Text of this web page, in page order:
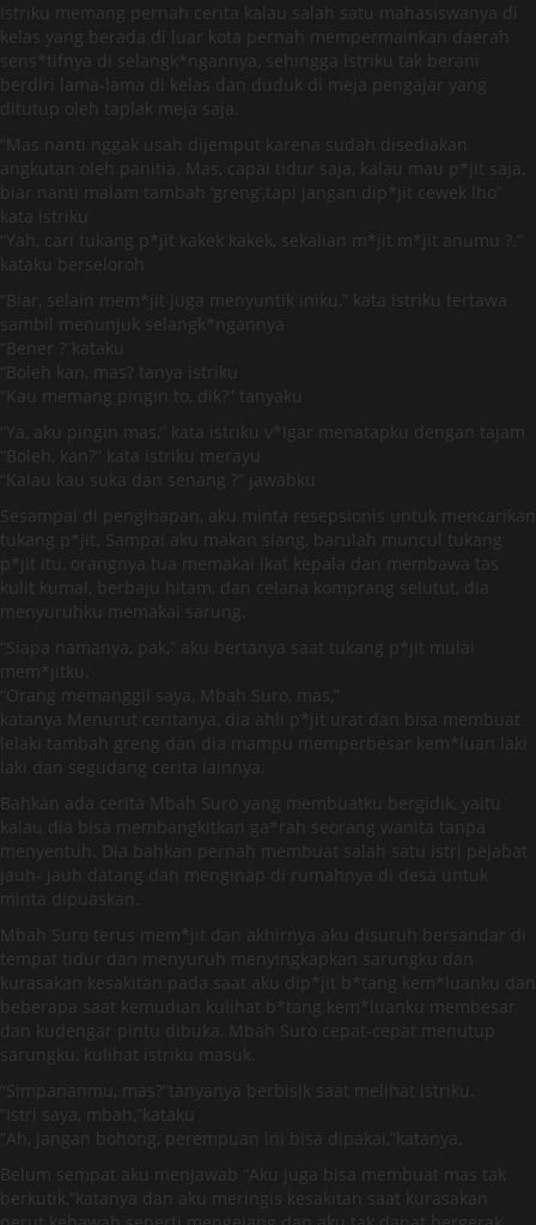
Istriku memang pernah cerita kalau salah satu mahasiswanya di
kelas yang berada di luar kota pernah mempermainkan daerah
sens*tifnya di selangk*ngannya, sehingga istriku tak berani
berdiri lama-lama di kelas dan duduk di meja pengajar yang
ditutup oleh taplak meja saja.
“Mas nanti nggak usah dijemput karena sudah disediakan
angkutan oleh panitia. Mas, capai tidur saja, kalau mau p*jit saja,
biar nanti malam tambah ‘greng’,tapi jangan dip*jit cewek lho”
kata istriku
“Yah, cari tukang p*jit kakek kakek, sekalian m*jit m*jit anumu ?.”
kataku berseloroh
“Biar, selain mem*jit juga menyuntik iniku,” kata istriku tertawa
sambil menunjuk selangk*ngannya
“Bener ?”kataku
“Boleh kan, mas? tanya istriku
“Kau memang pingin to, dik?” tanyaku
“Ya, aku pingin mas,” kata istriku v*lgar menatapku dengan tajam
“Boleh, kan?” kata istriku merayu
“Kalau kau suka dan senang ?” jawabku
Sesampai di penginapan, aku minta resepsionis untuk mencarikan
tukang p*jit. Sampai aku makan siang, barulah muncul tukang
p*jit itu, orangnya tua memakai ikat kepala dan membawa tas
kulit kumal, berbaju hitam, dan celana komprang selutut, dia
menyuruhku memakai sarung.
“Siapa namanya, pak,” aku bertanya saat tukang p*jit mulai
mem*jitku.
“Orang memanggil saya, Mbah Suro, mas,”
katanya Menurut ceritanya, dia ahli p*jit urat dan bisa membuat
lelaki tambah greng dan dia mampu memperbesar kem*luan laki
laki dan segudang cerita lainnya,
Bahkan ada cerita Mbah Suro yang membuatku bergidik, yaitu
kalau dia bisa membangkitkan ga*rah seorang wanita tanpa
menyentuh. Dia bahkan pernah membuat salah satu istri pejabat
jauh- jauh datang dan menginap di rumahnya di desa untuk
minta dipuaskan.
Mbah Suro terus mem*jit dan akhirnya aku disuruh bersandar di
tempat tidur dan menyuruh menyingkapkan sarungku dan
kurasakan kesakitan pada saat aku dip*jit b*tang kem*luanku dan
beberapa saat kemudian kulihat b*tang kem*luanku membesar
dan kudengar pintu dibuka, Mbah Suro cepat-cepat menutup
sarungku, kulihat istriku masuk.
“Simpananmu, mas?”tanyanya berbisik saat melihat istriku.
“Istri saya, mbah,”kataku
“Ah, jangan bohong, perempuan ini bisa dipakai,”katanya.
Belum sempat aku menjawab “Aku juga bisa membuat mas tak
berkutik,”katanya dan aku meringis kesakitan saat kurasakan